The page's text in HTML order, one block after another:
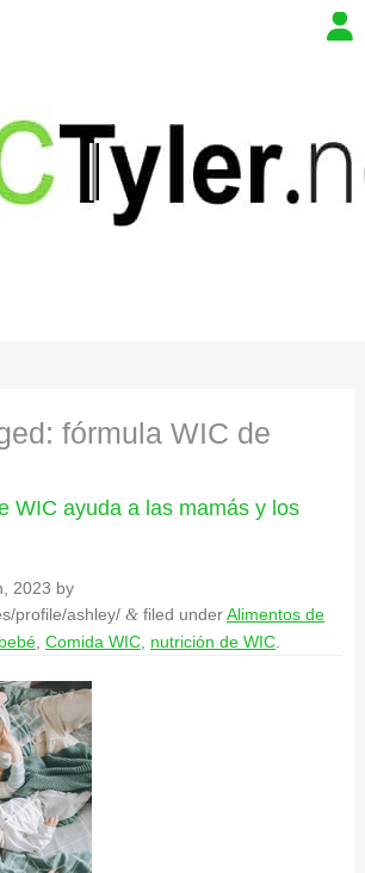
fórmula WIC de
WIC ayuda a las mamás y los
2023 by
profile/ashley/ &filed underAlimentos de
, Comida WIC, nutrición de WIC.